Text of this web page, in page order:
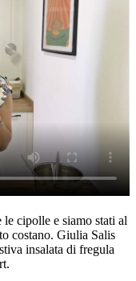
cipolle e siamo stati al
costano. Giulia Salis
insalata di fregula